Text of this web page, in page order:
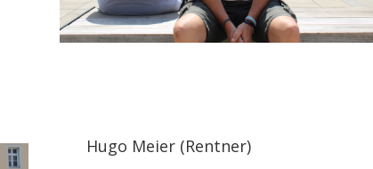
Hugo Meier (Rentner)